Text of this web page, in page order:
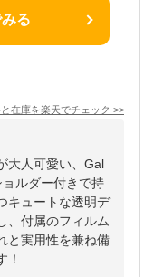
る
在庫を楽天でチェック >>
大人可愛い、Gal
ルダー付きで持
キュートな透明デ
、付属のフィルム
と実用性を兼ね備
！